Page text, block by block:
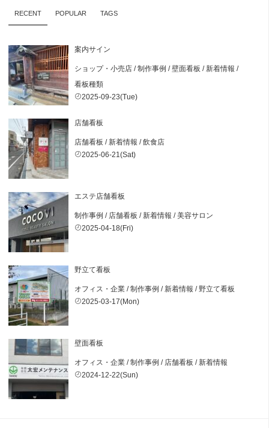
RECENT POPULAR TAGS
案内サイン
ショップ・小売店 /制作事例 /壁面看板 /新着情報 /
看板種類
2025-09-23(Tue)
店舗看板
店舗看板 /新着情報 /飲食店
2025-06-21(Sat)
エステ店舗看板
制作事例 / 店舗看板 /新着情報 /美容サロン
2025-04-18(Fri)
野立て看板
オフィス・企業 /制作事例 /新着情報 /野立て看板
2025-03-17(Mon)
壁面看板
オフィス・企業 /制作事例 / 店舗看板 /新着情報
2024-12-22(Sun)